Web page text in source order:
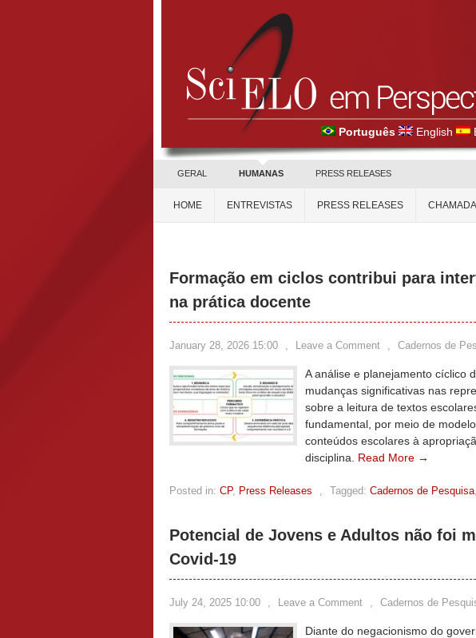
Português English
GERAL HUMANAS PRESS RELEASES
HOME ENTREVISTAS PRESS RELEASES
Formação em ciclos contribui para
na prática docente
January 28, 2026 15:00 , Leave a Comment , Cadernos de
A análise e planejamento cíclico
mudanças significativas nas
sobre a leitura de textos
fundamental, por meio de
conteúdos escolares à
disciplina. Read More →
Posted in: CP, Press Releases , Tagged: Cadernos de Pesquisa,
Potencial de Jovens e Adultos não foi
Covid-19
July 24, 2025 10:00 , Leave a Comment , Cadernos de
Diante do negacionismo do